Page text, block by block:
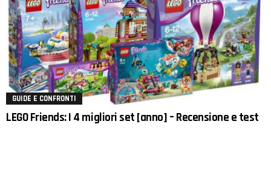
GUIDE E CONFRONTI
LEGO Friends: I 4 migliori set [anno] – Recensione e test